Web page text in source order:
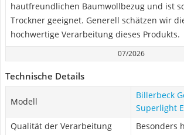
hautfreundlichen Baumwollbezug und ist
Trockner geeignet. Generell schätzen wir
hochwertige Verarbeitung dieses Produkts.
07/2026
Technische Details
Modell
Billerbeck
Superlight
Qualität der Verarbeitung
Besonders